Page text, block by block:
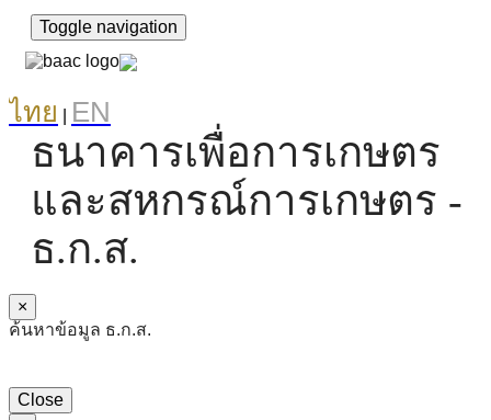
Toggle navigation
ไทย EN
ธนาคารเพื่อการเกษตร
และสหกรณ์การเกษตร -
ธ.ก.ส.
×
ค้นหาข้อมูล ธ.ก.ส.
Close